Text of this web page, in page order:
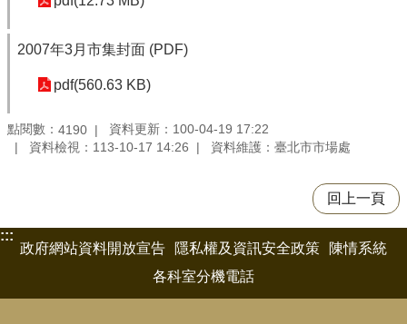
2007年3月市集封面 (PDF)
pdf(560.63 KB)
點閱數： 4190
資料更新：100-04-19 17:22
資料檢視：113-10-17 14:26
資料維護：臺北市市場處
回上一頁
:::
政府網站資料開放宣告
隱私權及資訊安全政策
陳情系統
各科室分機電話